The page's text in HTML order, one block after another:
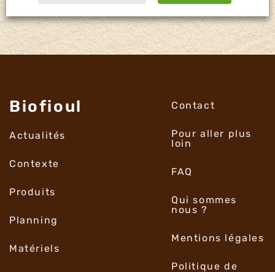
Biofioul
Actualités
Contexte
Produits
Planning
Matériels
Contact
Pour aller plus
loin
FAQ
Qui sommes
nous ?
Mentions légales
Politique de